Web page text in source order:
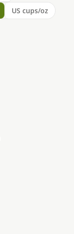
US cups/oz